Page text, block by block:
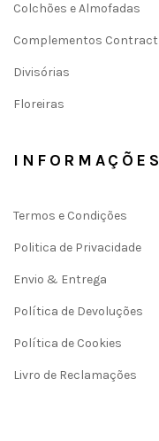
Colchões e Almofadas
Complementos Contract
Divisórias
Floreiras
INFORMAÇÕES
Termos e Condições
Politica de Privacidade
Envio & Entrega
Política de Devoluções
Política de Cookies
Livro de Reclamações